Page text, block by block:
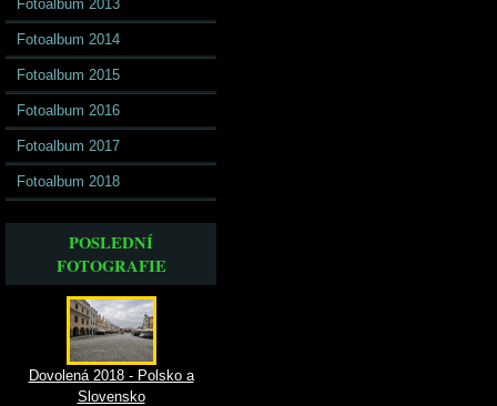
Fotoalbum 2013
Fotoalbum 2014
Fotoalbum 2015
Fotoalbum 2016
Fotoalbum 2017
Fotoalbum 2018
POSLEDNÍ
FOTOGRAFIE
Dovolená 2018 - Polsko a
Slovensko